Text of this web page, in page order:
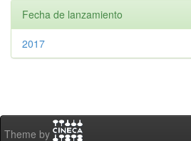
Fecha de lanzamiento
2017
Theme by